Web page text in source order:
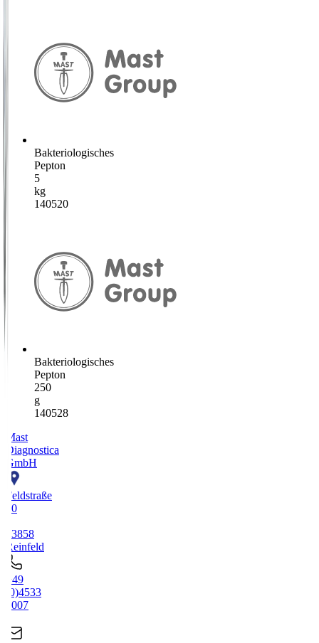
Bakteriologisches
Pepton
5
kg
140520
Bakteriologisches
Pepton
250
g
140528
Mast
Diagnostica
GmbH
Feldstraße
20
23858
Reinfeld
+49
(0)4533
2007